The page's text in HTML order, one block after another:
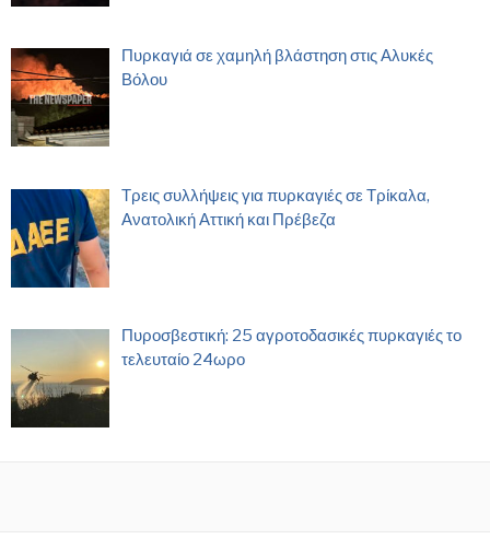
Πυρκαγιά σε χαμηλή βλάστηση στις Αλυκές
Βόλου
Τρεις συλλήψεις για πυρκαγιές σε Τρίκαλα,
Ανατολική Αττική και Πρέβεζα
Πυροσβεστική: 25 αγροτοδασικές πυρκαγιές το
τελευταίο 24ωρο